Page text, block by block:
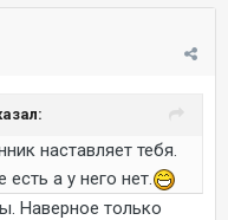
наставляет тебя.
а у него нет.
Наверное только